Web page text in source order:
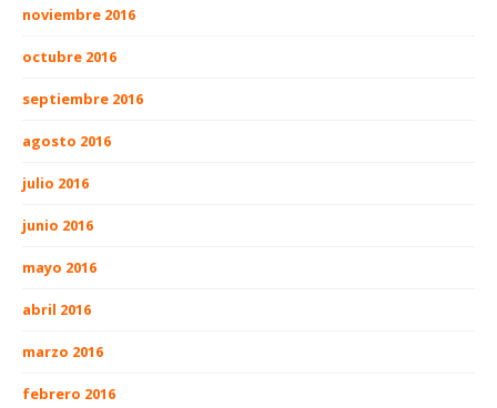
noviembre 2016
octubre 2016
septiembre 2016
agosto 2016
julio 2016
junio 2016
mayo 2016
abril 2016
marzo 2016
febrero 2016